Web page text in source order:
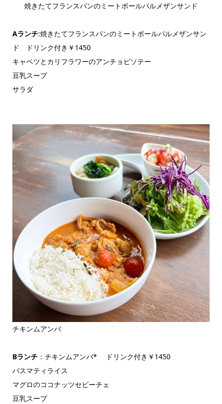
焼きたてフランスパンのミートボールパルメザンサンド
Aランチ:焼きたてフランスパンのミートボールパルメザンサン
ド ドリンク付き￥1450
キャベツとカリフラワーのアンチョビソテー
豆乳スープ
サラダ
チキンムアンバ
Bランチ：チキンムアンバ* ドリンク付き￥1450
バスマティライス
マグロのココナッツセビーチェ
豆乳スープ